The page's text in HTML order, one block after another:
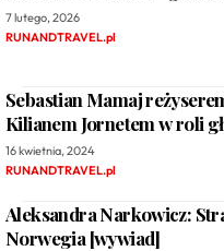
7 lutego, 2026
RUNANDTRAVEL.pl
Sebastian Mamaj
Kilianem Jornetem w roli
16 kwietnia, 2024
RUNANDTRAVEL.pl
Aleksandra Narkowicz:
Norwegia [wywiad]